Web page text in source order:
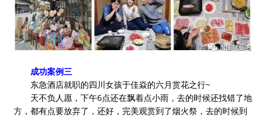
成功案例三
东急酒店就职的四川女孩于佳焱的六月赏花之行~
天不负人愿，下午6点还在飘着点小雨，去的时候还找错了地
方，都有点要放弃了，还好，完美观赏到了烟火祭，去的时候到